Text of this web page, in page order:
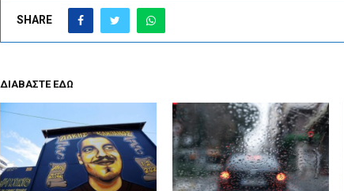
SHARE
ΔΙΑΒΑΣΤΕ ΕΔΩ